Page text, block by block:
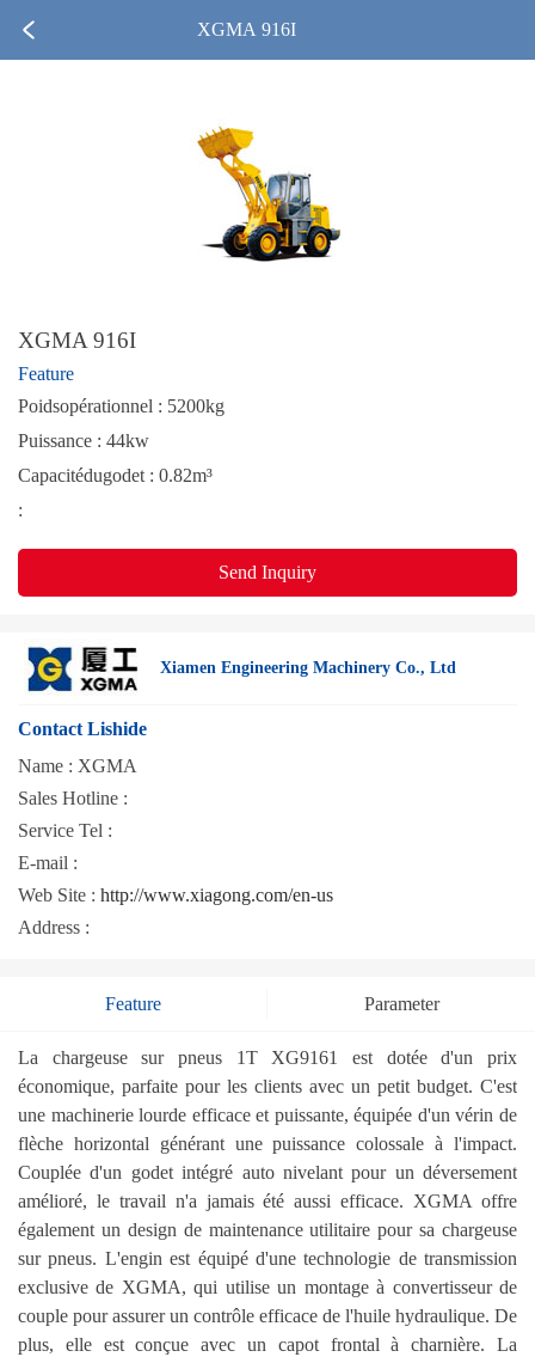
XGMA 916I
XGMA 916I
Feature
Poidsopérationnel : 5200kg
Puissance : 44kw
Capacitédugodet : 0.82m³
:
Send Inquiry
Xiamen Engineering Machinery Co., Ltd
Contact Lishide
Name : XGMA
Sales Hotline :
Service Tel :
E-mail :
Web Site : http://www.xiagong.com/en-us
Address :
Feature Parameter
La chargeuse sur pneus 1T XG9161 est dotée d'un prix
économique, parfaite pour les clients avec un petit budget. C'est
une machinerie lourde efficace et puissante, équipée d'un vérin de
flèche horizontal générant une puissance colossale à l'impact.
Couplée d'un godet intégré auto nivelant pour un déversement
amélioré, le travail n'a jamais été aussi efficace. XGMA offre
également un design de maintenance utilitaire pour sa chargeuse
sur pneus. L'engin est équipé d'une technologie de transmission
exclusive de XGMA, qui utilise un montage à convertisseur de
couple pour assurer un contrôle efficace de l'huile hydraulique. De
plus, elle est conçue avec un capot frontal à charnière. La